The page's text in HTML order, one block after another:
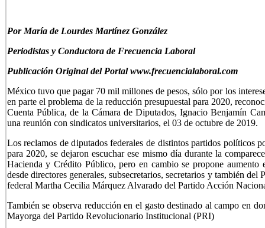
Por María de Lourdes Martínez González
Periodistas y Conductora de Frecuencia Laboral
Publicación Original del Portal www.frecuencialaboral.com
México tuvo que pagar 70 mil millones de pesos, sólo por los
en parte el problema de la reducción presupuestal para 2020,
Cuenta Pública, de la Cámara de Diputados, Ignacio Benjamín
una reunión con sindicatos universitarios, el 03 de octubre de 2019.
Los reclamos de diputados federales de distintos partidos políticos
para 2020, se dejaron escuchar ese mismo día durante la
Hacienda y Crédito Público, pero en cambio se propone
desde directores generales, subsecretarios, secretarios y también
federal Martha Cecilia Márquez Alvarado del Partido Acción
También se observa reducción en el gasto destinado al campo en
Mayorga del Partido Revolucionario Institucional (PRI)